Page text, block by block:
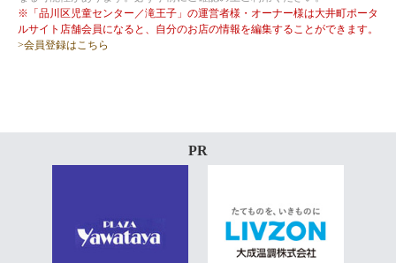
※「品川区児童センター／滝王子」の運営者様・オーナー様は大井町ポータ
ルサイト店舗会員になると、自分のお店の情報を編集することができます。
>会員登録はこちら
PR